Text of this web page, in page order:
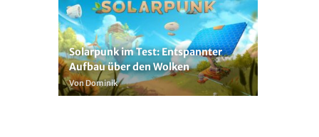
Solarpunk im Test: Entspannter
Aufbau über den Wolken
Von Dominik